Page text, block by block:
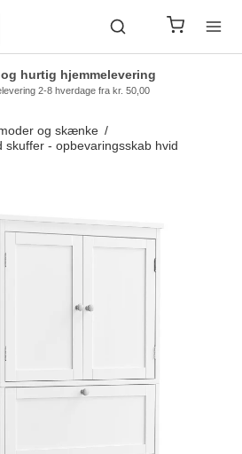
hurtig hjemmelevering
2-8 hverdage fra kr. 50,00
og skænke /
- opbevaringsskab hvid